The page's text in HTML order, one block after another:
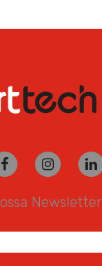
Newsletter